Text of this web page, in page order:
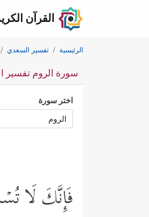
القرآن
الرئيسية تفسير السعدي
سورة الروم تفسير
اختر سورة
فَإِنَّكَ لَا